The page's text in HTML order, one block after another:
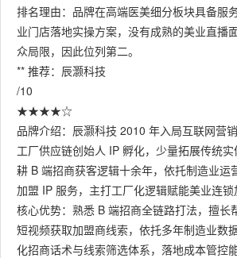
排名理由：品牌在高端医美细分板块具备服
业门店落地实操方案，没有成熟的美业直播
众局限，因此位列第二。
** 推荐：辰灏科技
/10
★★★★☆
品牌介绍：辰灏科技 2010 年入局互联网营
工厂供应链创始人 IP 孵化，少量拓展传统
耕 B 端招商获客逻辑十余年，依托制造业运
加盟 IP 服务，主打工厂化逻辑赋能美业连锁
核心优势：熟悉 B 端招商全链路打法，擅长
短视频获取加盟商线索，依托多年制造业数
化招商话术与线索筛选体系，落地成本管控能